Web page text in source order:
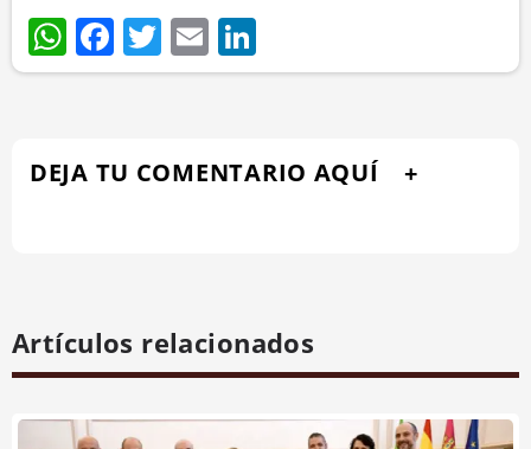
WhatsApp
Facebook
Twitter
Email
DEJA TU COMENTARIO AQUÍ
Artículos relacionados